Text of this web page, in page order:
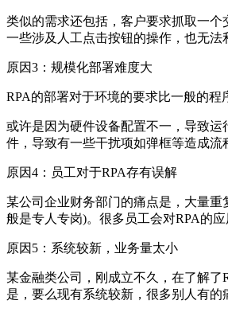
类似的需求还包括，客户要求抓取一
一些涉及人工点击按钮的操作，也无法
原因3：规模化部署难度大
RPA的部署对于环境的要求比一般的程
或许是因为硬件设备配置不一，导致
件，导致有一些干扰项如弹框等造成
原因4：员工对于RPA存有误解
某公司企业财务部门的痛点是，大量
般是专人专岗)。很多员工会对RPA的
原因5：系统较新，业务量太小
某金融类公司，刚成立不久，在了解
是，要么现有系统较新，很多别人有的